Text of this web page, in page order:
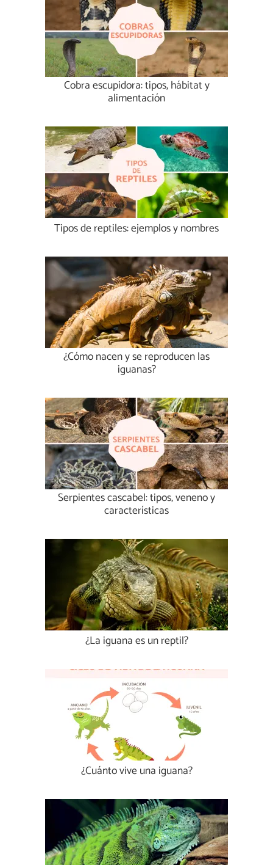
Cobra escupidora: tipos, hábitat y
alimentación
Tipos de reptiles: ejemplos y nombres
¿Cómo nacen y se reproducen las
iguanas?
Serpientes cascabel: tipos, veneno y
características
¿La iguana es un reptil?
¿Cuánto vive una iguana?